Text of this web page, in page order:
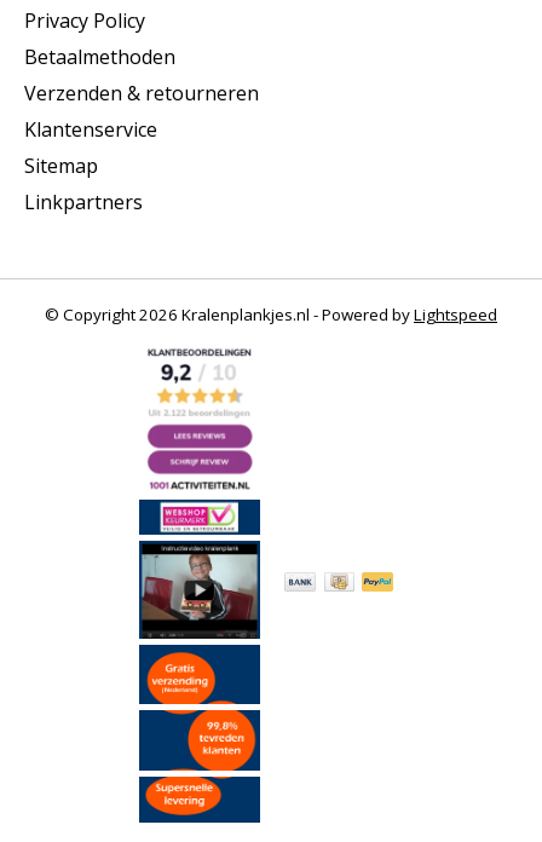
Privacy Policy
Betaalmethoden
Verzenden & retourneren
Klantenservice
Sitemap
Linkpartners
© Copyright 2026 Kralenplankjes.nl - Powered byLightspeed